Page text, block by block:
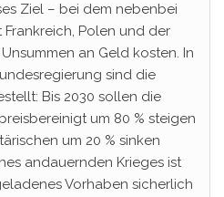
Ziel – bei dem nebenbei
Polen und der
an Geld kosten. In
sind die
Bis 2030 sollen die
um 80 % steigen
um 20 % sinken
andauernden Krieges ist
Vorhaben sicherlich